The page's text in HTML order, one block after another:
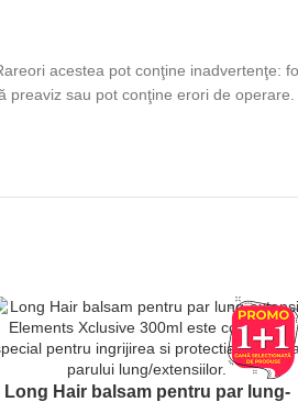
acestea pot conţine inadvertenţe:
sau pot conţine erori de
Long Hair balsam pentru par lung-